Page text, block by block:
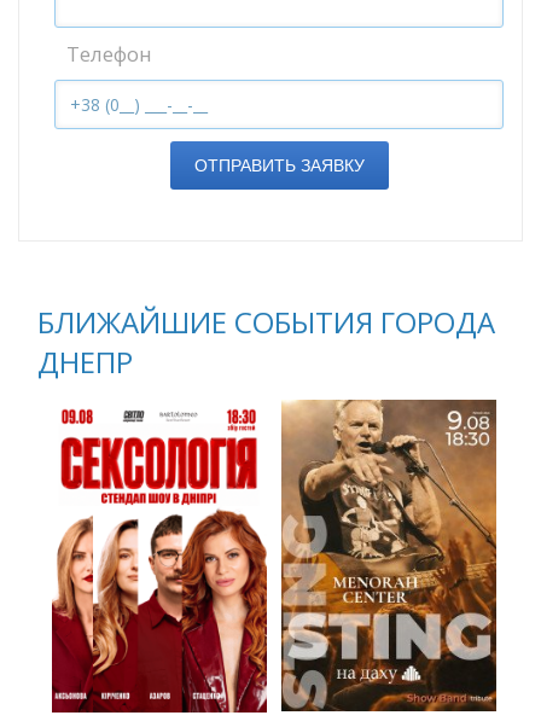
Телефон
ОТПРАВИТЬ ЗАЯВКУ
БЛИЖАЙШИЕ СОБЫТИЯ ГОРОДА
ДНЕПР